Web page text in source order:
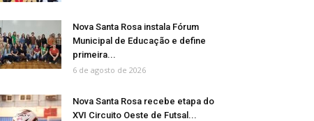
Nova Santa Rosa instala Fórum
Municipal de Educação e define
primeira...
6 de agosto de 2026
Nova Santa Rosa recebe etapa do
XVI Circuito Oeste de Futsal...